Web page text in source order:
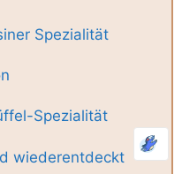
Spezialität
Spezialität
wiederentdeckt